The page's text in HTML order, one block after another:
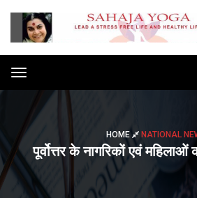
Toggle
navigation
HOME NATIONAL
पूर्वोत्तर के नागरिकों एवं महिलाओं